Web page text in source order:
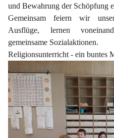
und Bewahrung der Schöpfung
Gemeinsam feiern wir
Ausflüge, lernen
gemeinsame Sozialaktionen.
Religionsunterricht - ein buntes